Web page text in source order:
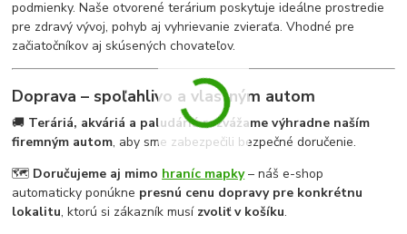
podmienky. Naše otvorené terárium poskytuje ideálne prostredie
pre zdravý vývoj, pohyb aj vyhrievanie zvieraťa. Vhodné pre
začiatočníkov aj skúsených chovateľov.
Doprava – spoľahlivo a vlastným autom
🚚 Teráriá, akváriá a paludáriá rozvážame výhradne naším
firemným autom, aby sme zabezpečili bezpečné doručenie.
🗺 Doručujeme aj mimo hraníc mapky– náš e-shop
automaticky ponúkne presnú cenu dopravy pre konkrétnu
lokalitu, ktorú si zákazník musí zvoliť v košíku.